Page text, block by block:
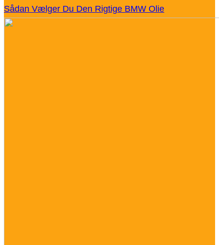
Sådan Vælger Du Den Rigtige BMW Olie